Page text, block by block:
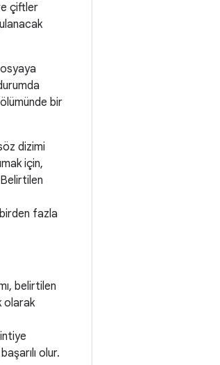
çiftler
bir
dizimi
için,
fazla
belirtilen
olarak
başarılı olur.